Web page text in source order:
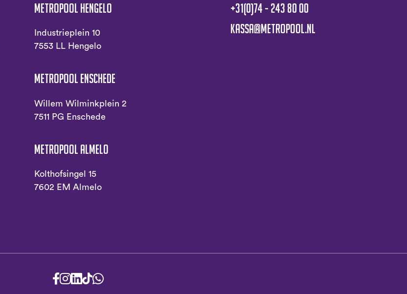
Metropool Hengelo
Industrieplein 10
7553 LL Hengelo
Metropool Enschede
Willem Wilminkplein 2
7511 PG Enschede
Metropool Almelo
Kolthofsingel 15
7602 EM Almelo
+31(0)74 - 243 80 00
kassa@metropool.nl